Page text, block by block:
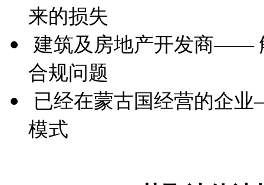
来的损失
建筑及房地产开发商——
合规问题
已经在蒙古国经营的企
模式